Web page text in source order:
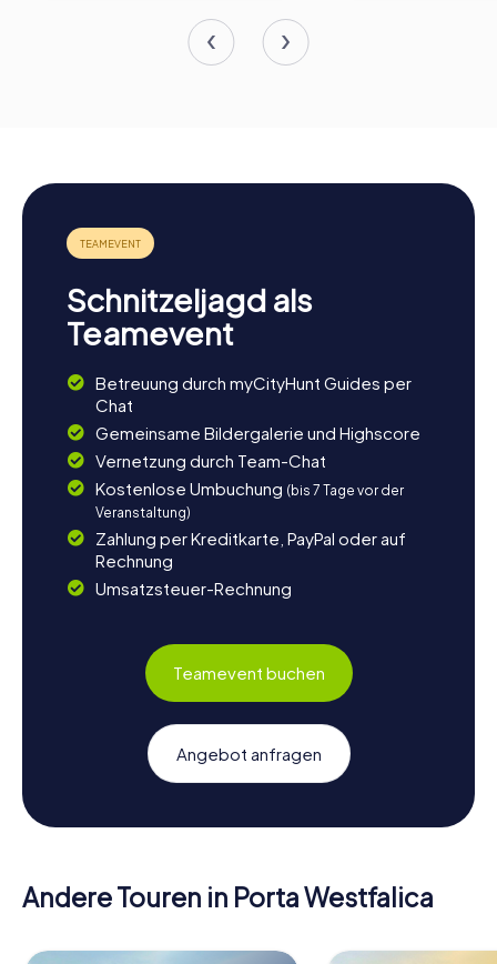
Schnitzeljagd als
Teamevent
Betreuung durch myCityHunt Guides per
Chat
Gemeinsame Bildergalerie und Highscore
Vernetzung durch Team-Chat
Kostenlose Umbuchung (bis 7 Tage vor der
Veranstaltung)
Zahlung per Kreditkarte, PayPal oder auf
Rechnung
Umsatzsteuer-Rechnung
Teamevent buchen
Angebot anfragen
Andere Touren in Porta Westfalica